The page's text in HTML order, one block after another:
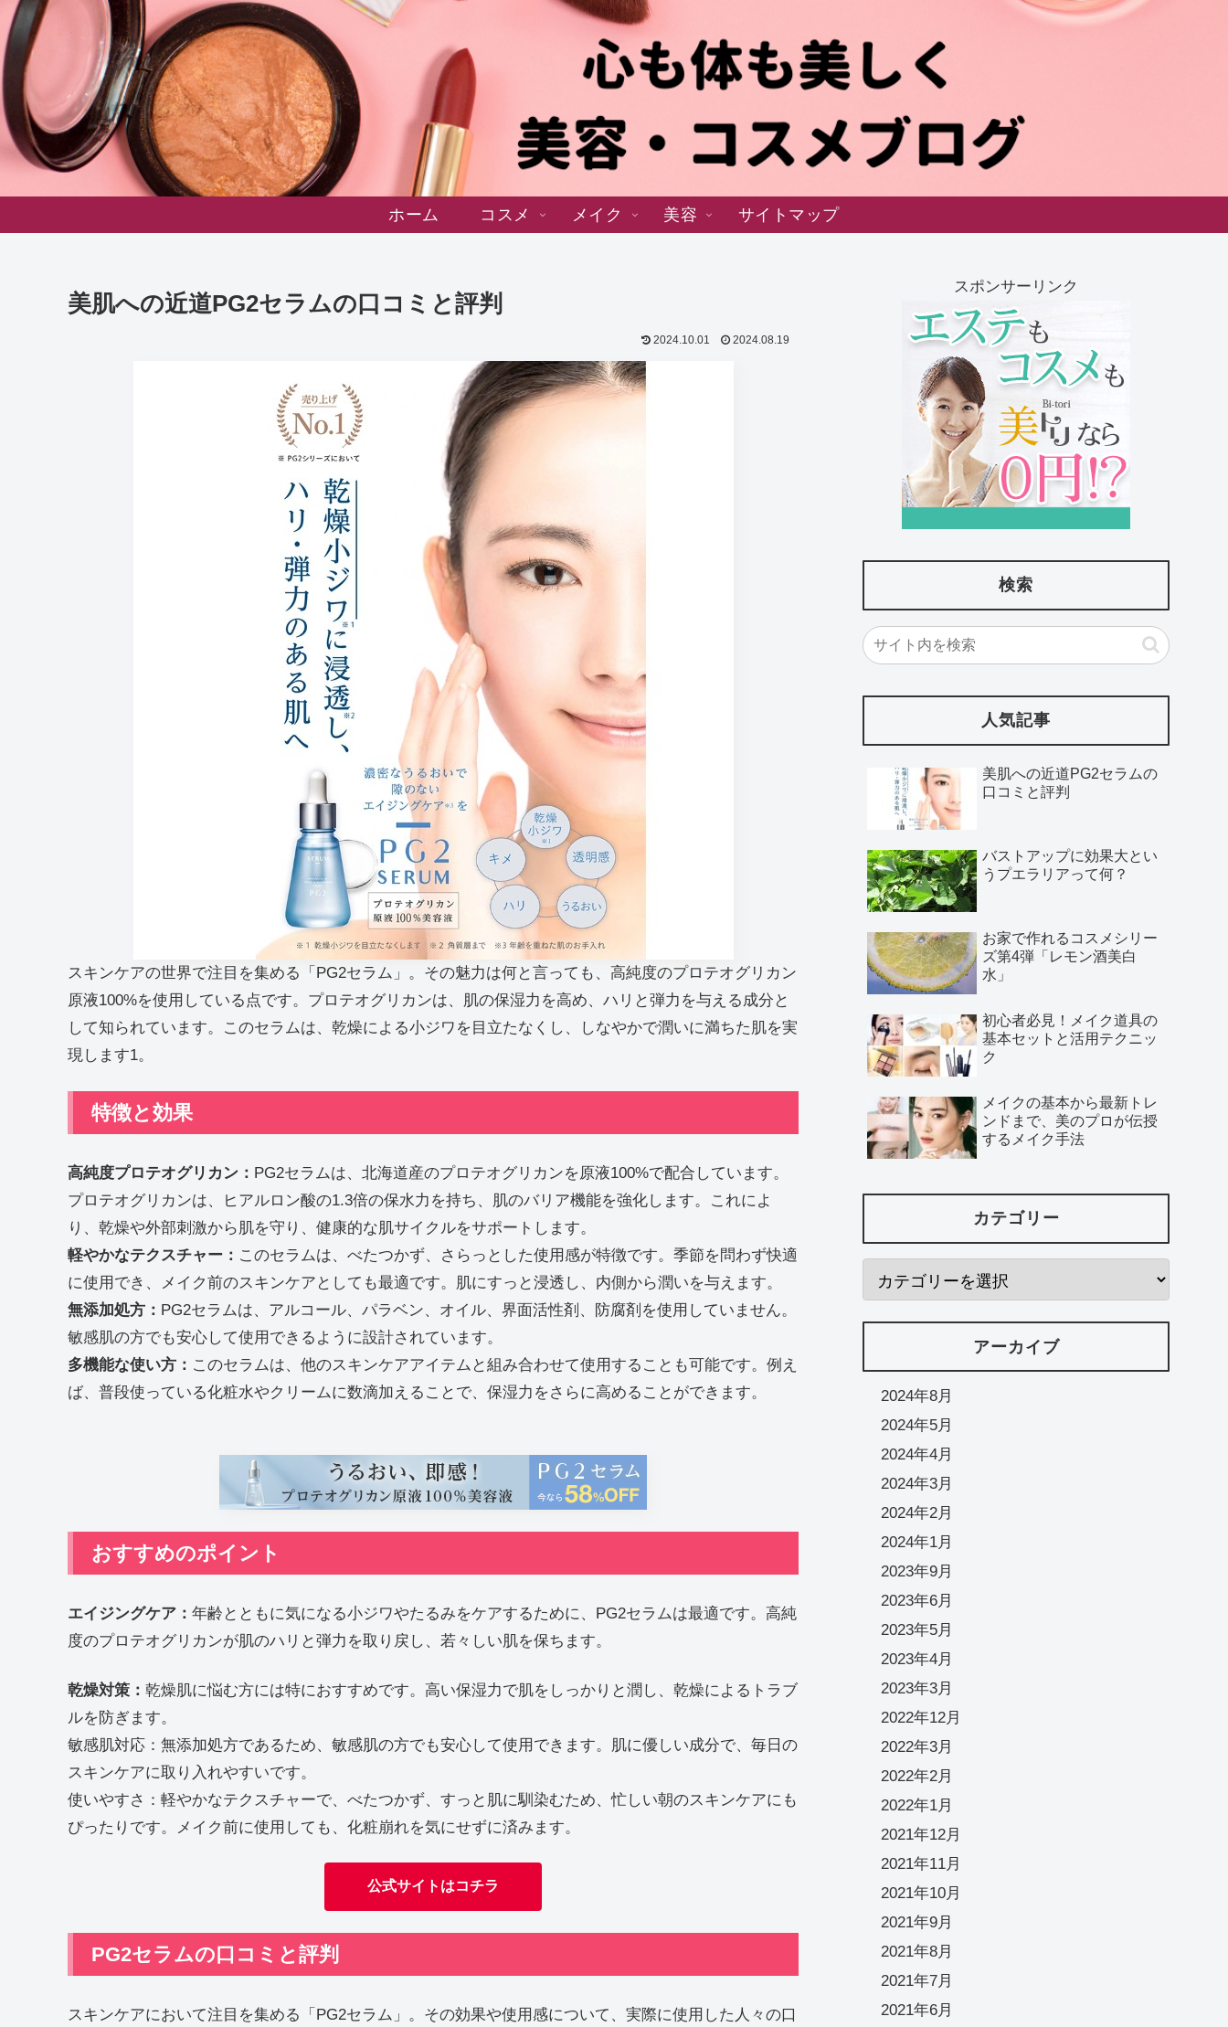
ホーム コスメ メイク 美容 サイトマップ
美肌への近道PG2セラムの口コミと評判
2024.10.01 2024.08.19
スキンケアの世界で注目を集める「PG2セラム」。その魅力は何と言っても、高純度のプロテオグリカン
原液100%を使用している点です。プロテオグリカンは、肌の保湿力を高め、ハリと弾力を与える成分と
して知られています。このセラムは、乾燥による小ジワを目立たなくし、しなやかで潤いに満ちた肌を実
現します1。
特徴と効果
高純度プロテオグリカン： PG2セラムは、北海道産のプロテオグリカンを原液100%で配合しています。
プロテオグリカンは、ヒアルロン酸の1.3倍の保水力を持ち、肌のバリア機能を強化します。これによ
り、乾燥や外部刺激から肌を守り、健康的な肌サイクルをサポートします。
軽やかなテクスチャー： このセラムは、べたつかず、さらっとした使用感が特徴です。季節を問わず快適
に使用でき、メイク前のスキンケアとしても最適です。肌にすっと浸透し、内側から潤いを与えます。
無添加処方： PG2セラムは、アルコール、パラベン、オイル、界面活性剤、防腐剤を使用していません。
敏感肌の方でも安心して使用できるように設計されています。
多機能な使い方： このセラムは、他のスキンケアアイテムと組み合わせて使用することも可能です。例え
ば、普段使っている化粧水やクリームに数滴加えることで、保湿力をさらに高めることができます。
おすすめのポイント
エイジングケア： 年齢とともに気になる小ジワやたるみをケアするために、PG2セラムは最適です。高純
度のプロテオグリカンが肌のハリと弾力を取り戻し、若々しい肌を保ちます。
乾燥対策： 乾燥肌に悩む方には特におすすめです。高い保湿力で肌をしっかりと潤し、乾燥によるトラブ
ルを防ぎます。
敏感肌対応：無添加処方であるため、敏感肌の方でも安心して使用できます。肌に優しい成分で、毎日の
スキンケアに取り入れやすいです。
使いやすさ：軽やかなテクスチャーで、べたつかず、すっと肌に馴染むため、忙しい朝のスキンケアにも
ぴったりです。メイク前に使用しても、化粧崩れを気にせずに済みます。
公式サイトはコチラ
PG2セラムの口コミと評判
スキンケアにおいて注目を集める「PG2セラム」。その効果や使用感について、実際に使用した人々の口
スポンサーリンク
検索
人気記事
美肌への近道PG2セラムの
口コミと評判
バストアップに効果大とい
うプエラリアって何？
お家で作れるコスメシリー
ズ第4弾「レモン酒美白
水」
初心者必見！メイク道具の
基本セットと活用テクニッ
ク
メイクの基本から最新トレ
ンドまで、美のプロが伝授
するメイク手法
カテゴリー
アーカイブ
2024年8月
2024年5月
2024年4月
2024年3月
2024年2月
2024年1月
2023年9月
2023年6月
2023年5月
2023年4月
2023年3月
2022年12月
2022年3月
2022年2月
2022年1月
2021年12月
2021年11月
2021年10月
2021年9月
2021年8月
2021年7月
2021年6月